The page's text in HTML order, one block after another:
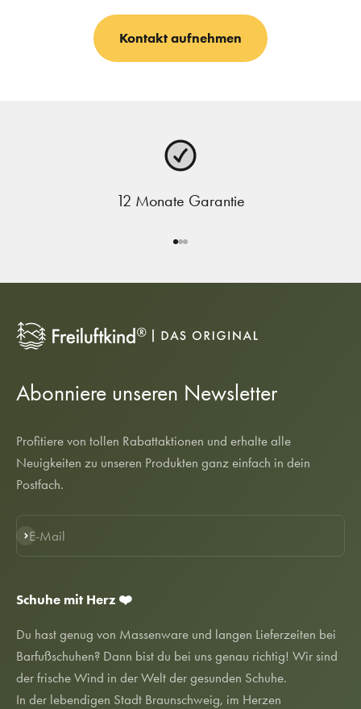
Kontakt aufnehmen
12 Monate Garantie
Abonniere unseren Newsletter
Profitiere von tollen Rabattaktionen und erhalte alle
Neuigkeiten zu unseren Produkten ganz einfach in dein
Postfach.
E-Mail
Abonnieren
Schuhe mit Herz ❤️
Du hast genug von Massenware und langen Lieferzeiten bei
Barfußschuhen? Dann bist du bei uns genau richtig! Wir sind
der frische Wind in der Welt der gesunden Schuhe.
In der lebendigen Stadt Braunschweig, im Herzen